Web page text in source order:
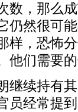
数，那么
仍然很可
样，恐怖
他们需要
继续持有
员经常提